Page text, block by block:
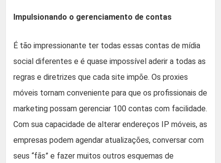
Impulsionando o gerenciamento de contas
É tão impressionante ter todas essas contas de mídia
social diferentes e é quase impossível aderir a todas as
regras e diretrizes que cada site impõe. Os proxies
móveis tornam conveniente para que os profissionais de
marketing possam gerenciar 100 contas com facilidade.
Com sua capacidade de alterar endereços IP móveis, as
empresas podem agendar atualizações, conversar com
seus “fãs” e fazer muitos outros esquemas de